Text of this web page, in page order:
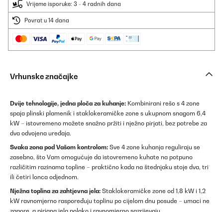
Vrijeme isporuke: 3 - 4 radnih dana
Povrat u 14 dana
Vrhunske značajke
Dvije tehnologije, jedna ploča za kuhanje: Kombinirani rešo s 4 zone
spaja plinski plamenik i staklokeramičke zone s ukupnom snagom 6,4
kW – istovremeno možete snažno pržiti i nježno pirjati, bez potrebe za
dva odvojena uređaja.
Svaka zona pod Vašom kontrolom: Sve 4 zone kuhanja reguliraju se
zasebno, što Vam omogućuje da istovremeno kuhate na potpuno
različitim razinama topline – praktično kada na štednjaku stoje dva, tri
ili četiri lonca odjednom.
Nježna toplina za zahtjevna jela: Staklokeramičke zone od 1,8 kW i 1,2
kW ravnomjerno raspoređuju toplinu po cijelom dnu posude – umaci ne